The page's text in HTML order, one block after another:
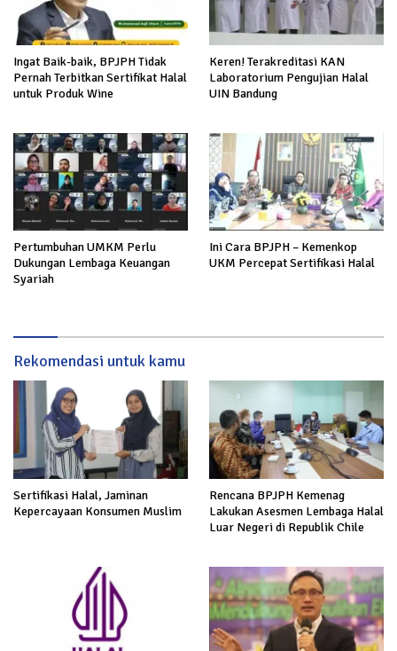
Ingat Baik-baik, BPJPH Tidak
Pernah Terbitkan Sertifikat Halal
untuk Produk Wine
Keren! Terakreditasi KAN
Laboratorium Pengujian Halal
UIN Bandung
Pertumbuhan UMKM Perlu
Dukungan Lembaga Keuangan
Syariah
Ini Cara BPJPH – Kemenkop
UKM Percepat Sertifikasi Halal
Rekomendasi untuk kamu
Sertifikasi Halal, Jaminan
Kepercayaan Konsumen Muslim
Rencana BPJPH Kemenag
Lakukan Asesmen Lembaga Halal
Luar Negeri di Republik Chile